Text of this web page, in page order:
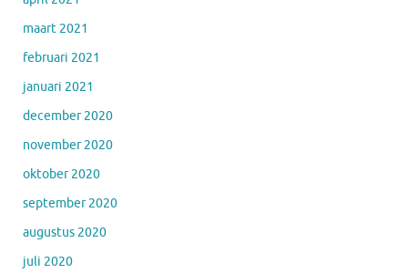
maart 2021
februari 2021
januari 2021
december 2020
november 2020
oktober 2020
september 2020
augustus 2020
juli 2020